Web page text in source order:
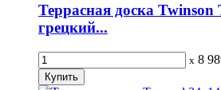
Террасная доска Twinson
грецкий...
x 8